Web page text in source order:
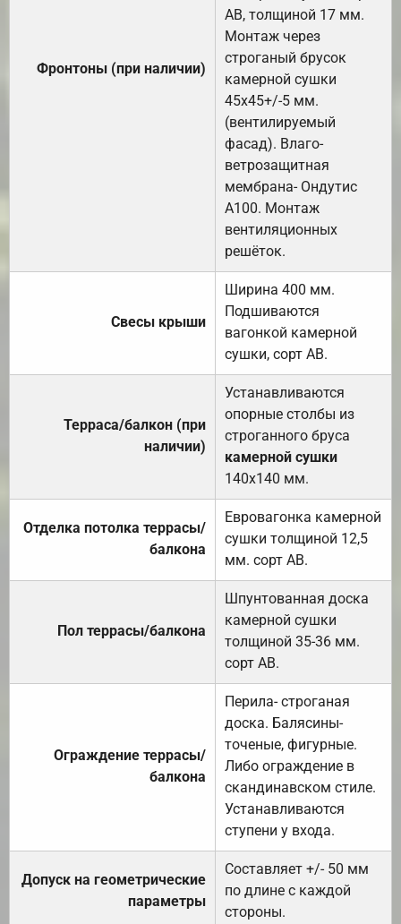
Фронтоны (при наличии)
АВ, толщиной 17 мм.
Монтаж через
строганый брусок
камерной сушки
45х45+/-5 мм.
(вентилируемый
фасад). Влаго-
ветрозащитная
мембрана- Ондутис
А100. Монтаж
вентиляционных
решёток.
Свесы крыши
Ширина 400 мм.
Подшиваются
вагонкой камерной
сушки, сорт АВ.
Терраса/балкон (при
наличии)
Устанавливаются
опорные столбы из
строганного бруса
камерной сушки
140х140 мм.
Отделка потолка террасы/
балкона
Евровагонка камерной
сушки толщиной 12,5
мм. сорт АВ.
Пол террасы/балкона
Шпунтованная доска
камерной сушки
толщиной 35-36 мм.
сорт АВ.
Ограждение террасы/
балкона
Перила- строганая
доска. Балясины-
точеные, фигурные.
Либо ограждение в
скандинавском стиле.
Устанавливаются
ступени у входа.
Допуск на геометрические
параметры
Составляет +/- 50 мм
по длине с каждой
стороны.